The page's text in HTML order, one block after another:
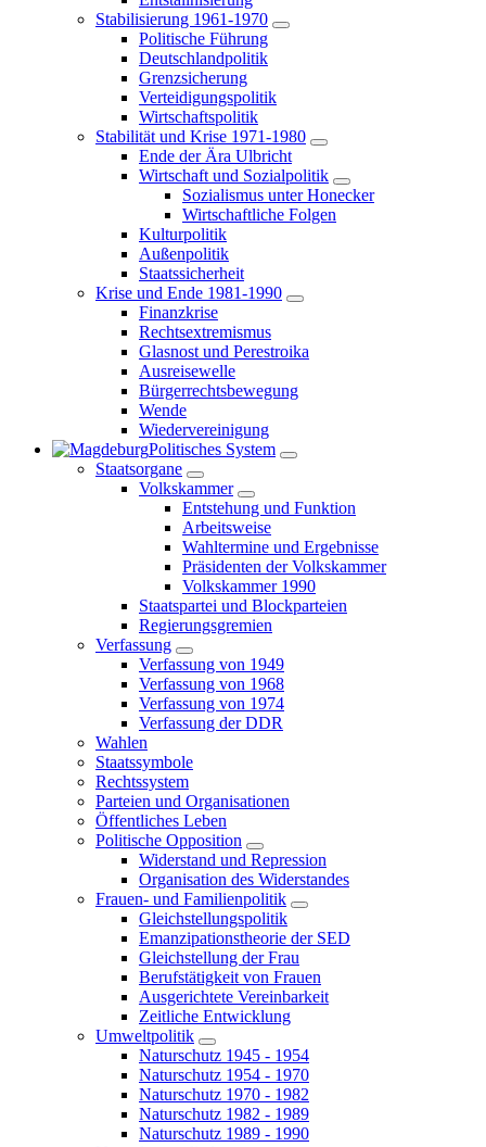
Stabilisierung 1961-1970
Politische Führung
Deutschlandpolitik
Grenzsicherung
Verteidigungspolitik
Wirtschaftspolitik
Stabilität und Krise 1971-1980
Ende der Ära Ulbricht
Wirtschaft und Sozialpolitik
Sozialismus unter Honecker
Wirtschaftliche Folgen
Kulturpolitik
Außenpolitik
Staatssicherheit
Krise und Ende 1981-1990
Finanzkrise
Rechtsextremismus
Glasnost und Perestroika
Ausreisewelle
Bürgerrechtsbewegung
Wende
Wiedervereinigung
Politisches System
Staatsorgane
Volkskammer
Entstehung und Funktion
Arbeitsweise
Wahltermine und Ergebnisse
Präsidenten der Volkskammer
Volkskammer 1990
Staatspartei und Blockparteien
Regierungsgremien
Verfassung
Verfassung von 1949
Verfassung von 1968
Verfassung von 1974
Verfassung der DDR
Wahlen
Staatssymbole
Rechtssystem
Parteien und Organisationen
Öffentliches Leben
Politische Opposition
Widerstand und Repression
Organisation des Widerstandes
Frauen- und Familienpolitik
Gleichstellungspolitik
Emanzipationstheorie der SED
Gleichstellung der Frau
Berufstätigkeit von Frauen
Ausgerichtete Vereinbarkeit
Zeitliche Entwicklung
Umweltpolitik
Naturschutz 1945 - 1954
Naturschutz 1954 - 1970
Naturschutz 1970 - 1982
Naturschutz 1982 - 1989
Naturschutz 1989 - 1990